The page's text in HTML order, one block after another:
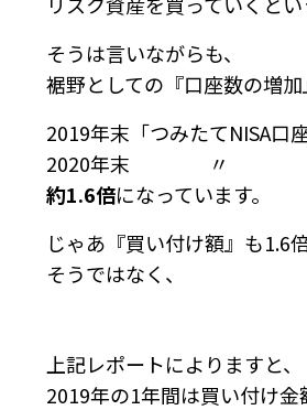
そうは言いながらも、
裾野としての『口座数の増
2019年末「つみたてNISA口
2020年末 〃 302
約1.6倍になっています。
じゃあ『買い付け額』も1.6
そうではなく、
上記レポートによりますと、
2019年の1年間は買い付け金